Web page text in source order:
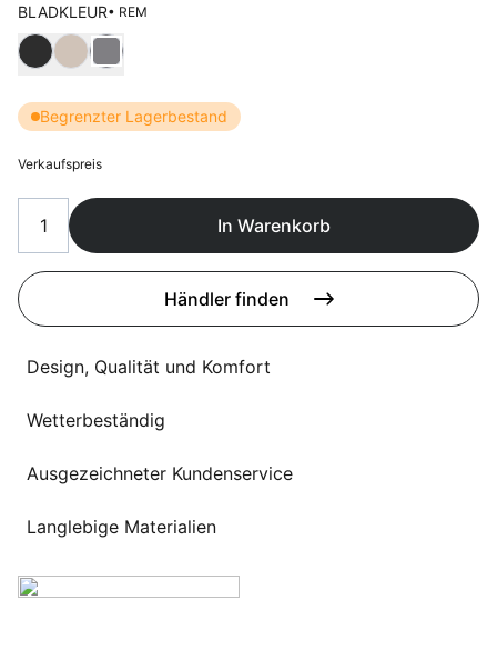
Sprachwahl
BLADKLEUR• REM
Wählen Bladkleur
Begrenzter Lagerbestand
Verkaufspreis
In Warenkorb
Händler finden
Design, Qualität und Komfort
Wetterbeständig
Ausgezeichneter Kundenservice
Langlebige Materialien